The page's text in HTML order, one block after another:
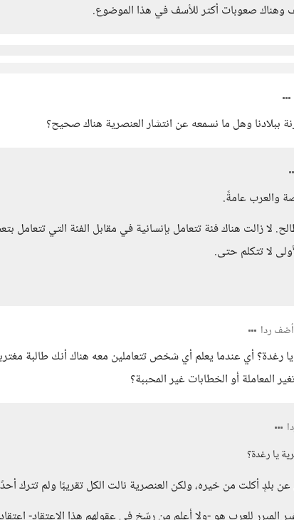
وهناك صعوبات أكثر للأسف في هذا الموضوع.
ببلادنا وهل ما نسمعه عن انتشار العنصرية هناك صحيح؟
والعرب عامةً.
لا زالت هناك فئة تتعامل بإنسانية في مقابل الفئة التي تتعامل
لا تتكلم حتى.
أضف ردا
أي عندما يعلم أي شخص تتعاملين معه هناك أنك طالبة
المعاملة أو الخطابات غير المحببة؟
يا رغدة؟
بلدٍ أكلت من خيره، ولكن العنصرية نالت الكل تقريبًا ولم تترك